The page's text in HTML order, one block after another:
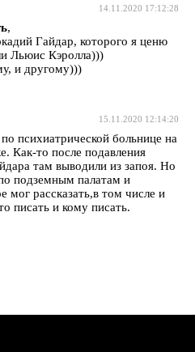
14.11.2020 17:12:28
,
Гайдар, которого я ценю
Льюис Кэролла)))
и другому)))
15.11.2020 12:14:20
психиатрической больнице на
Как-то после подавления
там выводили из запоя. Но
подземным палатам и
рассказать,в том числе и
писать и кому писать.